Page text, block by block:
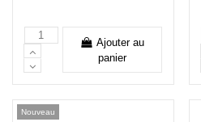
Ajouter au
panier
Nouveau